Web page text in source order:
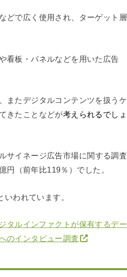
どで広く使用され、ターゲット層
看板・パネルなどを用いた広告
またデジタルコンテンツを扱うケ
きたことなどが考えられるでしょ
サイネージ広告市場に関する調査
円（前年比119％）でした。
われています。
タルインファクトが保有するデー
のインタビュー調査